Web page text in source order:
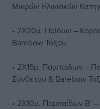
Μικρών Ηλικιακών
• 2Χ20μ. Παίδων –
Barebow Τόξου.
• 2Χ15μ. Παμπαίδων –
Σύνθετου & Barebow
• 2Χ10μ. Παμπαίδων Β’